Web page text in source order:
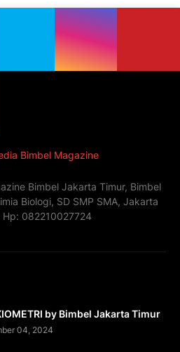
Bimbel Jakarta Timur, Bimbel
Biologi, SD SMP SMA, Jakarta
Hp: 082210027724
by Bimbel Jakarta Timur
04, 2024